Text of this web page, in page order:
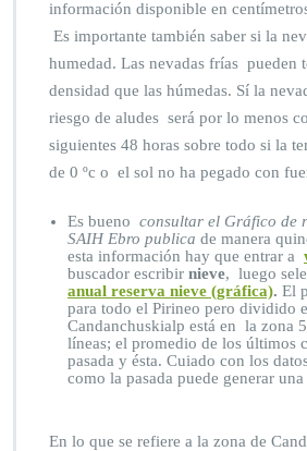
información disponible en
Es importante también saber si la
humedad. Las nevadas frías pueden
densidad que las húmedas. Sí la
riesgo de aludes será por lo menos
siguientes 48 horas sobre todo si la
de 0 ºc o el sol no ha pegado con
Es bueno consultar el Gráfico de
SAIH Ebro publica de manera
esta información hay que entrar a
buscador escribir nieve, luego
anual reserva nieve (gráfica). El
para todo el Pirineo pero dividido
Candanchuskialp está en la zona
líneas; el promedio de los últimos
pasada y ésta. Cuiado con los
como la pasada puede generar
En lo que se refiere a la zona de